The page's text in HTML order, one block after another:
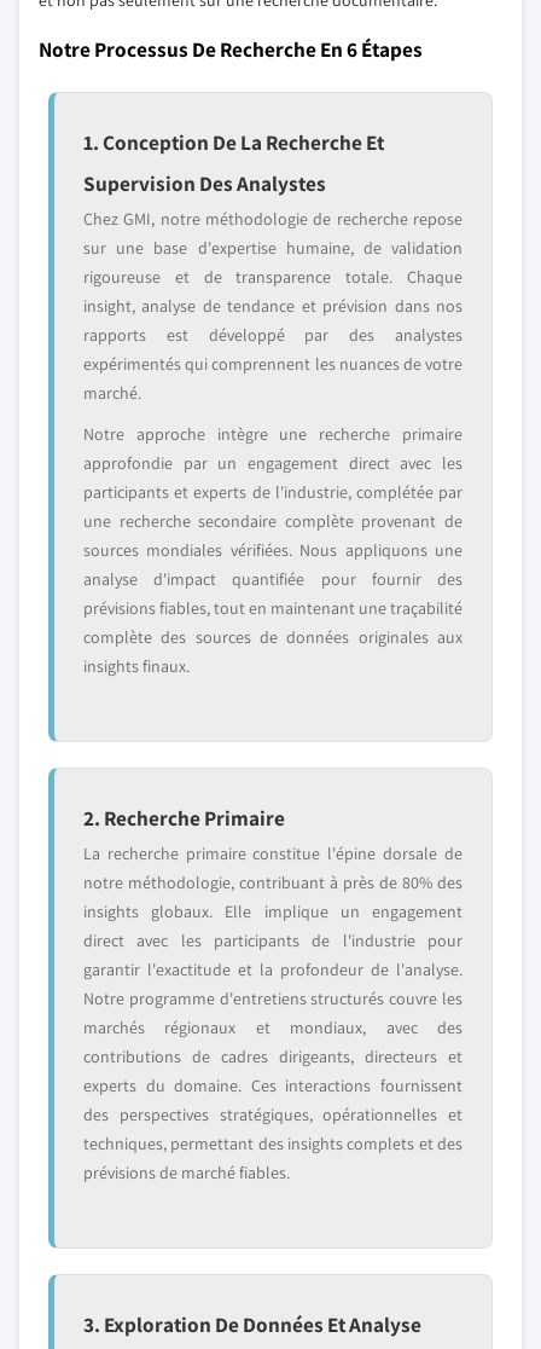
Notre Processus De Recherche En 6 Étapes
1. Conception De La Recherche Et
Supervision Des Analystes
Chez GMI, notre méthodologie de recherche repose
sur une base d'expertise humaine, de validation
rigoureuse et de transparence totale. Chaque
insight, analyse de tendance et prévision dans nos
rapports est développé par des analystes
expérimentés qui comprennent les nuances de votre
marché.
Notre approche intègre une recherche primaire
approfondie par un engagement direct avec les
participants et experts de l'industrie, complétée par
une recherche secondaire complète provenant de
sources mondiales vérifiées. Nous appliquons une
analyse d'impact quantifiée pour fournir des
prévisions fiables, tout en maintenant une traçabilité
complète des sources de données originales aux
insights finaux.
2. Recherche Primaire
La recherche primaire constitue l'épine dorsale de
notre méthodologie, contribuant à près de 80% des
insights globaux. Elle implique un engagement
direct avec les participants de l'industrie pour
garantir l'exactitude et la profondeur de l'analyse.
Notre programme d'entretiens structurés couvre les
marchés régionaux et mondiaux, avec des
contributions de cadres dirigeants, directeurs et
experts du domaine. Ces interactions fournissent
des perspectives stratégiques, opérationnelles et
techniques, permettant des insights complets et des
prévisions de marché fiables.
3. Exploration De Données Et Analyse